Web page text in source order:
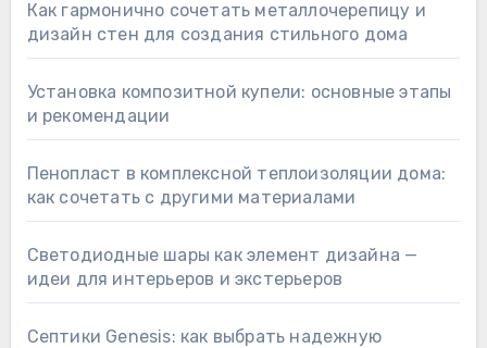
Как гармонично сочетать металлочерепицу и
дизайн стен для создания стильного дома
Установка композитной купели: основные этапы
и рекомендации
Пенопласт в комплексной теплоизоляции дома:
как сочетать с другими материалами
Светодиодные шары как элемент дизайна —
идеи для интерьеров и экстерьеров
Септики Genesis: как выбрать надежную